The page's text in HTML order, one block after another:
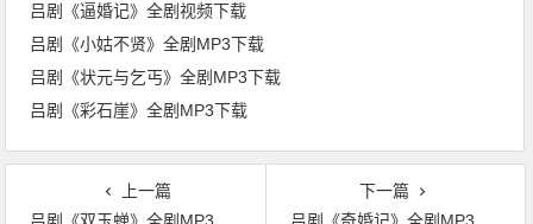
吕剧《逼婚记》全剧视频下载
吕剧《小姑不贤》全剧MP3下载
吕剧《状元与乞丐》全剧MP3下载
吕剧《彩石崖》全剧MP3下载
上一篇
下一篇